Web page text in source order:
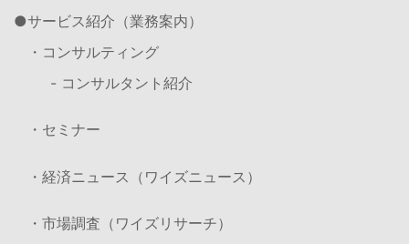
サービス紹介（業務案内）
・コンサルティング
- コンサルタント紹介
・セミナー
・経済ニュース（ワイズニュース）
・市場調査（ワイズリサーチ）